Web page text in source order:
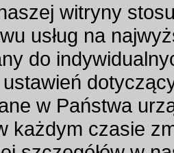
witryny
usług na
do
w Państwa
każdym czasie